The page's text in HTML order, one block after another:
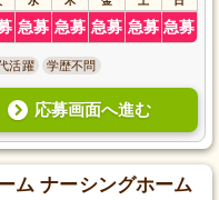
急募 急募 急募 急募 急募
活躍 学歴不問
応募画面へ進む
ム ナーシングホーム